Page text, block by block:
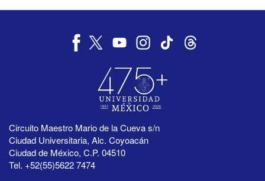
Circuito Maestro Mario de la Cueva s/n
Ciudad Universitaria, Alc. Coyoacán
Ciudad de México, C.P. 04510
Tel. +52(55)5622 7474